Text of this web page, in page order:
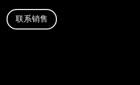
联系销售